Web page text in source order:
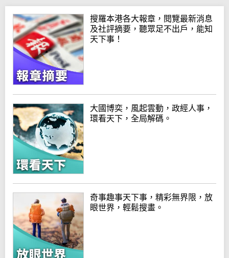
搜羅本港各大報章，閱覽最新消息
及社評摘要，聽眾足不出戶，能知
天下事！
大國博奕，風起雲動，政經人事，
環看天下，全局解碼。
奇事趣事天下事，精彩無界限，放
眼世界，輕鬆搜畫。